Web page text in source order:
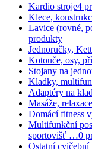
Kardio stroje4
Klece,
Lavice (rovné,
produkty
Jednoručky,
Kotouče, osy,
Stojany na
Kladky,
Adaptéry na
Masáže, relaxace
Domácí fitness
Multifunkční
sportovišť …0
Ostatní cvičební